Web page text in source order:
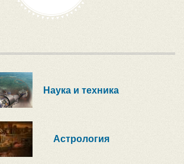
Наука и техника
Астрология